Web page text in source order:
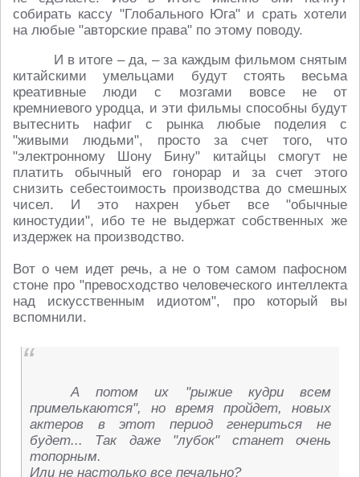
собирать кассу "Глобального Юга" и срать хотели
на любые "авторские права" по этому поводу.
И в итоге – да, – за каждым фильмом снятым
китайскими умельцами будут стоять весьма
креативные люди с мозгами вовсе не от
кремниевого уродца, и эти фильмы способны будут
вытеснить нафиг с рынка любые поделия с
"живыми людьми", просто за счет того, что
"электронному Шону Бину" китайцы смогут не
платить обычный его гонорар и за счет этого
снизить себестоимость производства до смешных
чисел. И это нахрен убьет все "обычные
киностудии", ибо те не выдержат собственных же
издержек на производство.
Вот о чем идет речь, а не о том самом пафосном
стоне про "превосходство человеческого интеллекта
над искусственным идиотом", про который вы
вспомнили.
А потом их "рыжие кудри всем
примелькаются", но время пройдет, новых
актеров в этот период генериться не
будет... Так даже "лубок" станет очень
топорным.
Или не настолько все печально?